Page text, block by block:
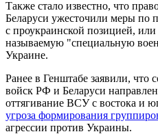
Также стало известно, что
Беларуси ужесточили меры по
с проукраинской позицией,
называемую "специальную
Украине.
Ранее в Генштабе заявили, что
войск РФ и Беларуси
оттягивание ВСУ с востока и
угроза формирования
агрессии против Украины.